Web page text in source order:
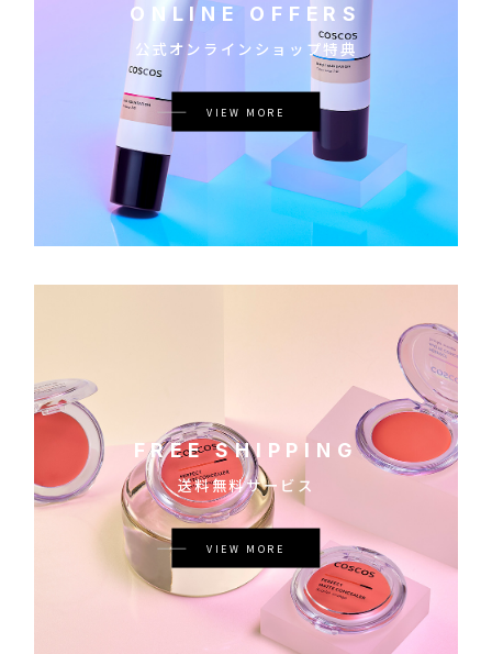
ONLINE OFFERS
公式オンラインショップ特典
VIEW MORE
FREE SHIPPING
送料無料サービス
VIEW MORE